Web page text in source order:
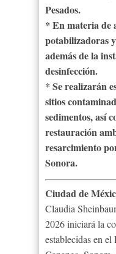
Pesados.
* En materia de
potabilizadoras
además de la
desinfección.
* Se realizarán
sitios
sedimentos, así
restauración
resarcimiento
Sonora.
Ciudad de
Claudia
2026 iniciará la
establecidas en el